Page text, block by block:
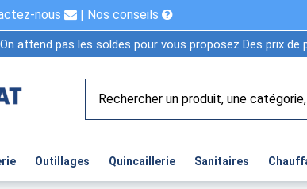
nous | Nos conseils
attend pas les soldes pour vous proposez Des prix
Outillages Quincaillerie Sanitaires